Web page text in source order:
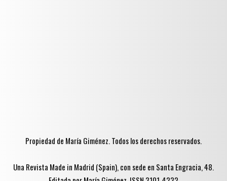
Propiedad de María Giménez. Todos los derechos reservados.
Una Revista Made in Madrid (Spain), con sede en Santa Engracia, 48.